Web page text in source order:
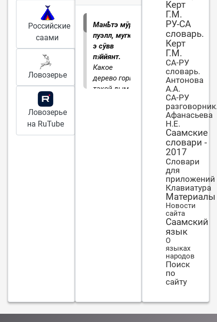
Российские
саами
Ловозерье
Ловозерье
на RuTube
Манҍтэ мӯрр
пуэлл, мугка
э сӯвв
пэ̄ййянт.
Какое
дерево горит,
такой дым
Керт
Г.М.
РУ-СА
словарь.
Керт
Г.М.
СА-РУ
словарь.
Антонова
А.А.
СА-РУ
Афанасьева
Н.Е.
Саамские
словари -
2017
Словари
для
приложений
Клавиатура
Материалы
Новости
сайта
Саамский
язык
О
языках
народов
Поиск
по
сайту